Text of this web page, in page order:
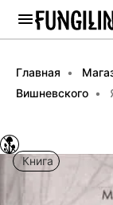
Главная
Вишневского
Книга